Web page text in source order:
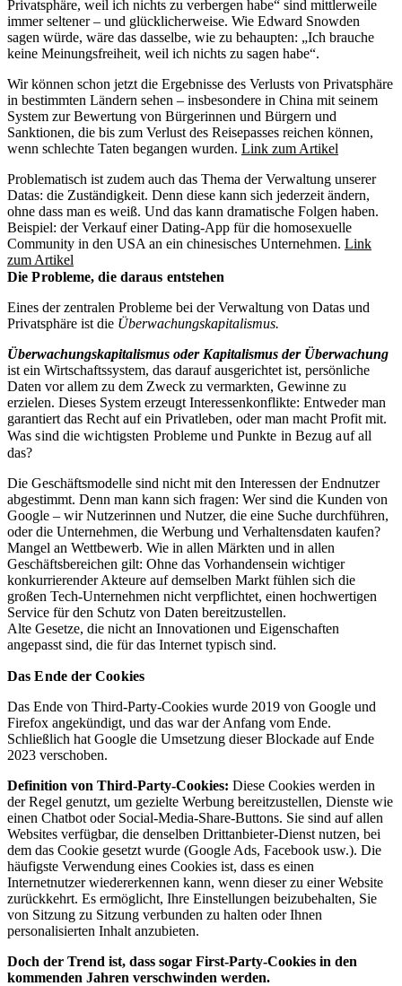
Privatsphäre, weil ich nichts zu verbergen habe“ sind mittlerweile
immer seltener – und glücklicherweise. Wie Edward Snowden
sagen würde, wäre das dasselbe, wie zu behaupten: „Ich brauche
keine Meinungsfreiheit, weil ich nichts zu sagen habe“.
Wir können schon jetzt die Ergebnisse des Verlusts von Privatsphäre
in bestimmten Ländern sehen – insbesondere in China mit seinem
System zur Bewertung von Bürgerinnen und Bürgern und
Sanktionen, die bis zum Verlust des Reisepasses reichen können,
wenn schlechte Taten begangen wurden. Link zum Artikel
Problematisch ist zudem auch das Thema der Verwaltung unserer
Datas: die Zuständigkeit. Denn diese kann sich jederzeit ändern,
ohne dass man es weiß. Und das kann dramatische Folgen haben.
Beispiel: der Verkauf einer Dating-App für die homosexuelle
Community in den USA an ein chinesisches Unternehmen. Link
zum Artikel
Die Probleme, die daraus entstehen
Eines der zentralen Probleme bei der Verwaltung von Datas und
Privatsphäre ist die Überwachungskapitalismus.
Überwachungskapitalismus oder Kapitalismus der Überwachung
ist ein Wirtschaftssystem, das darauf ausgerichtet ist, persönliche
Daten vor allem zu dem Zweck zu vermarkten, Gewinne zu
erzielen. Dieses System erzeugt Interessenkonflikte: Entweder man
garantiert das Recht auf ein Privatleben, oder man macht Profit mit.
Was sind die wichtigsten Probleme und Punkte in Bezug auf all
das?
Die Geschäftsmodelle sind nicht mit den Interessen der Endnutzer
abgestimmt. Denn man kann sich fragen: Wer sind die Kunden von
Google – wir Nutzerinnen und Nutzer, die eine Suche durchführen,
oder die Unternehmen, die Werbung und Verhaltensdaten kaufen?
Mangel an Wettbewerb. Wie in allen Märkten und in allen
Geschäftsbereichen gilt: Ohne das Vorhandensein wichtiger
konkurrierender Akteure auf demselben Markt fühlen sich die
großen Tech-Unternehmen nicht verpflichtet, einen hochwertigen
Service für den Schutz von Daten bereitzustellen.
Alte Gesetze, die nicht an Innovationen und Eigenschaften
angepasst sind, die für das Internet typisch sind.
Das Ende der Cookies
Das Ende von Third-Party-Cookies wurde 2019 von Google und
Firefox angekündigt, und das war der Anfang vom Ende.
Schließlich hat Google die Umsetzung dieser Blockade auf Ende
2023 verschoben.
Definition von Third-Party-Cookies: Diese Cookies werden in
der Regel genutzt, um gezielte Werbung bereitzustellen, Dienste wie
einen Chatbot oder Social-Media-Share-Buttons. Sie sind auf allen
Websites verfügbar, die denselben Drittanbieter-Dienst nutzen, bei
dem das Cookie gesetzt wurde (Google Ads, Facebook usw.). Die
häufigste Verwendung eines Cookies ist, dass es einen
Internetnutzer wiedererkennen kann, wenn dieser zu einer Website
zurückkehrt. Es ermöglicht, Ihre Einstellungen beizubehalten, Sie
von Sitzung zu Sitzung verbunden zu halten oder Ihnen
personalisierten Inhalt anzubieten.
Doch der Trend ist, dass sogar First-Party-Cookies in den
kommenden Jahren verschwinden werden.